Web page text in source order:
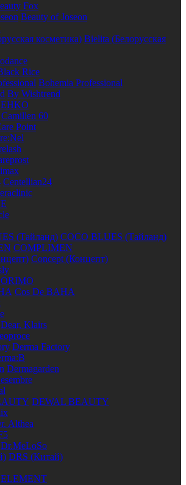
Fox
Beauty of Joseon
Bielita (Белорусская
Rice
Bohemia Professional
By Wishtrend
Camillen 60
Point
Centellian24
COCO BLUES (Тайланд)
COMPLIMEN
Concept (Концепт)
Cos De BAHA
Dear, Klairs
Derma Factory
Dermagarden
DEWAL BEAUTY
Althea
Dr.MeLoSo
DRS (Китай)
ELEMENT